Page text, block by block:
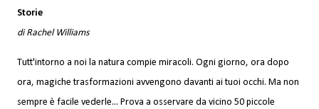
Storie
di Rachel Williams
Tutt'intorno a noi la natura compie miracoli. Ogni giorno, ora dopo
ora, magiche trasformazioni avvengono davanti ai tuoi occhi. Ma non
sempre è facile vederle... Prova a osservare da vicino 50 piccole